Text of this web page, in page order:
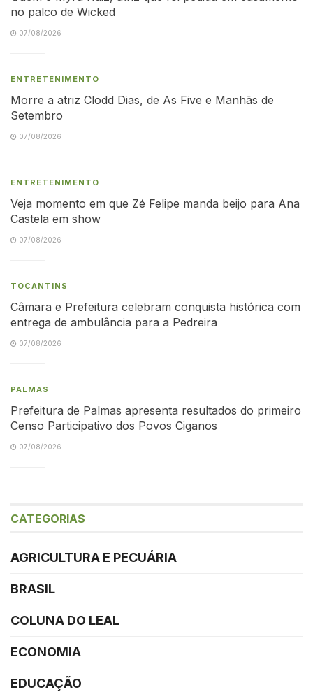
no palco de Wicked
07/08/2026
ENTRETENIMENTO
Morre a atriz Clodd Dias, de As Five e Manhãs de
Setembro
07/08/2026
ENTRETENIMENTO
Veja momento em que Zé Felipe manda beijo para Ana
Castela em show
07/08/2026
TOCANTINS
Câmara e Prefeitura celebram conquista histórica com
entrega de ambulância para a Pedreira
07/08/2026
PALMAS
Prefeitura de Palmas apresenta resultados do primeiro
Censo Participativo dos Povos Ciganos
07/08/2026
CATEGORIAS
AGRICULTURA E PECUÁRIA
BRASIL
COLUNA DO LEAL
ECONOMIA
EDUCAÇÃO